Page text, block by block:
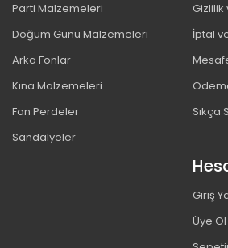
Parti Malzemeleri
Doğum Günü Malzemeleri
Arka Fonlar
Kına Malzemeleri
Fon Perdeler
Sandalyeler
Gizlilik
İptal
Sıkça
Giriş
Üye Ol